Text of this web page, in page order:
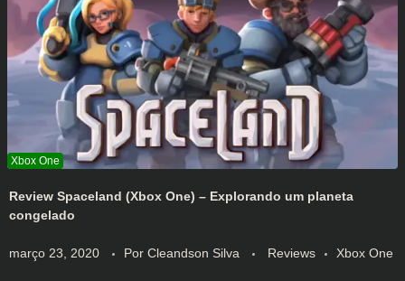
Review Spaceland (Xbox One) – Explorando um planeta
congelado
março 23, 2020 Por Cleandson Silva Reviews Xbox One